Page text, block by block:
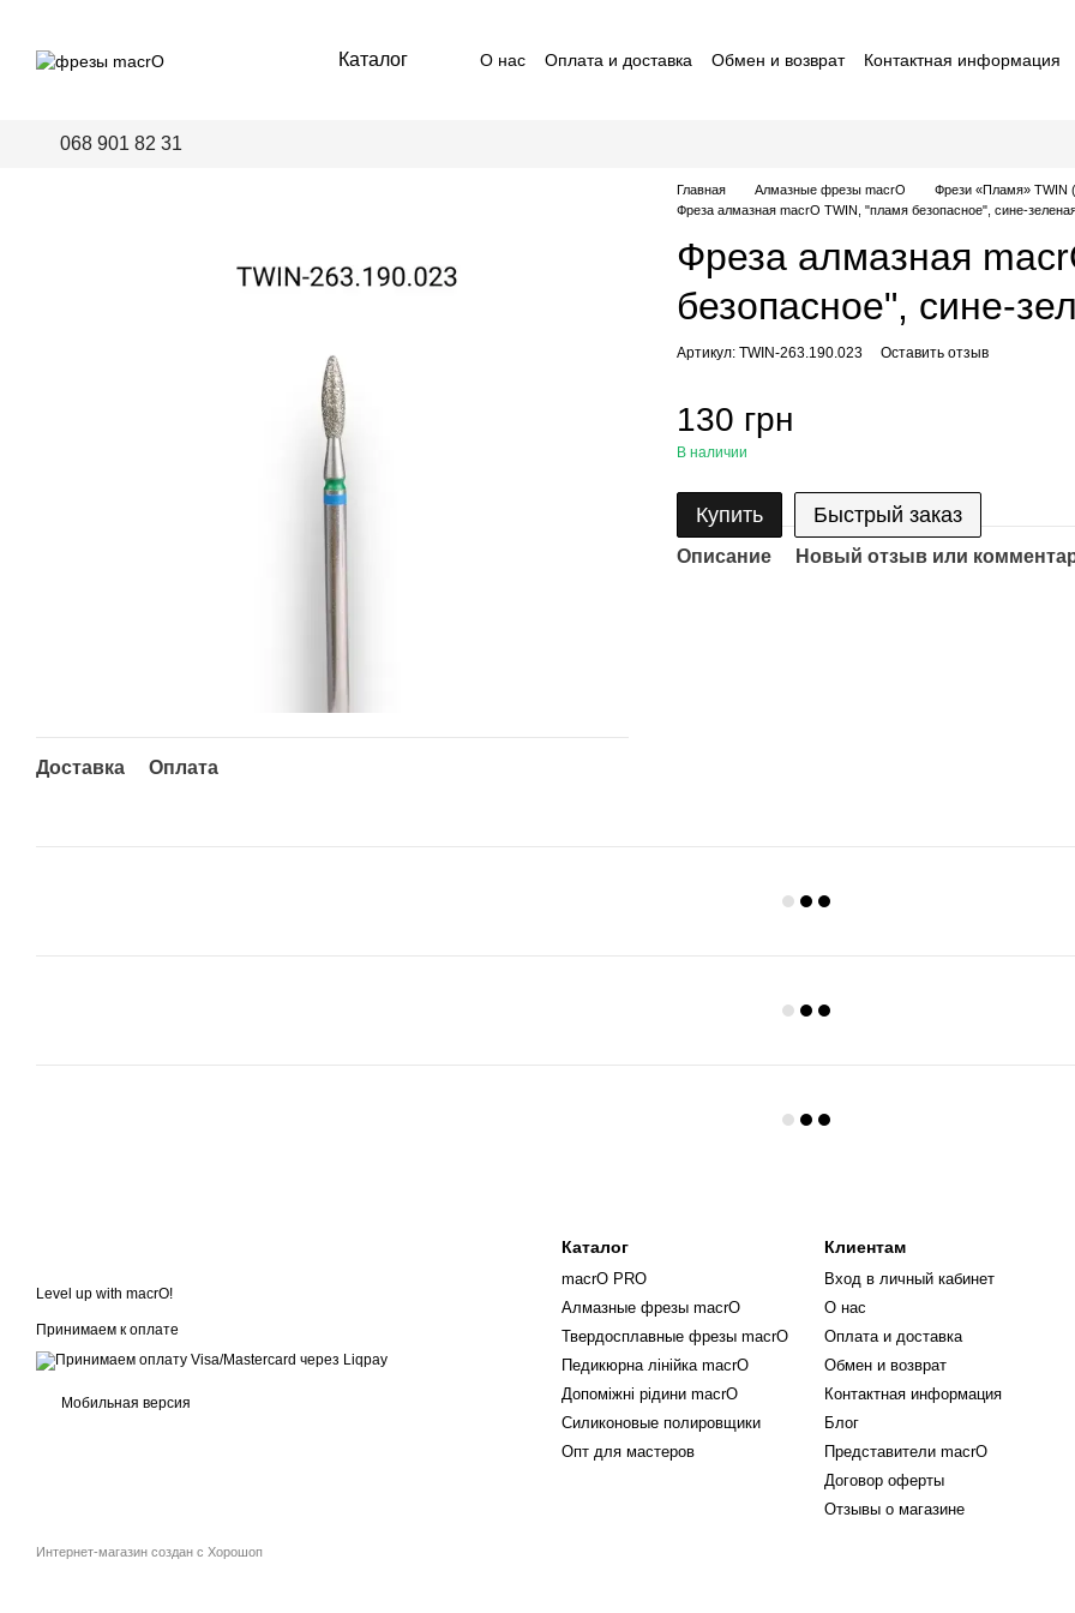
Каталог О нас Оплата и доставка Обмен и возврат
Контактная информация
068 901 82 31
Доставка Оплата
Главная Алмазные фрезы macrO
Фрези «Пламя» TWIN
Фреза алмазная macrO TWIN, "пламя безопасное", сине-
Фреза алмазная
безопасное", сине-
Артикул: TWIN-263.190.023 Оставить отзыв
130 грн
В наличии
Купить Быстрый заказ
Описание Новый отзыв или
Level up with macrO!
Принимаем к оплате
Мобильная версия
Интернет-магазин создан с Хорошоп
Каталог
macrO PRO
Алмазные фрезы macrO
Твердосплавные фрезы macrO
Педикюрна лінійка macrO
Допоміжні рідини macrO
Силиконовые полировщики
Опт для мастеров
Клиентам
Вход в личный кабинет
О нас
Оплата и доставка
Обмен и возврат
Контактная информация
Блог
Представители macrO
Договор оферты
Отзывы о магазине